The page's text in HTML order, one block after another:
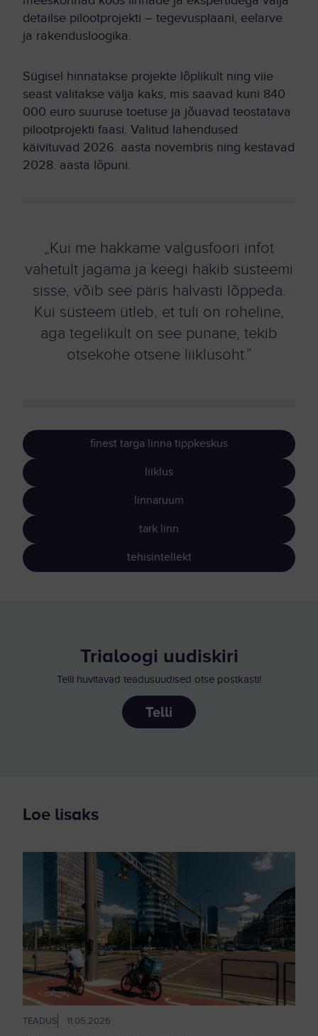
detailse pilootprojekti – tegevusplaani, eelarve
ja rakendusloogika.
Sügisel hinnatakse projekte lõplikult ning viie
seast valitakse välja kaks, mis saavad kuni 840
000 euro suuruse toetuse ja jõuavad teostatava
pilootprojekti faasi. Valitud lahendused
käivituvad 2026. aasta novembris ning kestavad
2028. aasta lõpuni.
„Kui me hakkame valgusfoori infot
vahetult jagama ja keegi häkib süsteemi
sisse, võib see päris halvasti lõppeda.
Kui süsteem ütleb, et tuli on roheline,
aga tegelikult on see punane, tekib
otsekohe otsene liiklusoht.”
finest targa linna tippkeskus
liiklus
linnaruum
tark linn
tehisintellekt
Trialoogi uudiskiri
Telli huvitavad teadusuudised otse postkasti!
Telli
Loe lisaks
TEADUS 11.05.2026